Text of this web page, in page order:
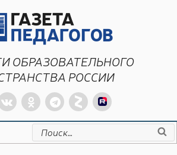
ОБРАЗОВАТЕЛЬНОГО
РОССИИ
Искать: